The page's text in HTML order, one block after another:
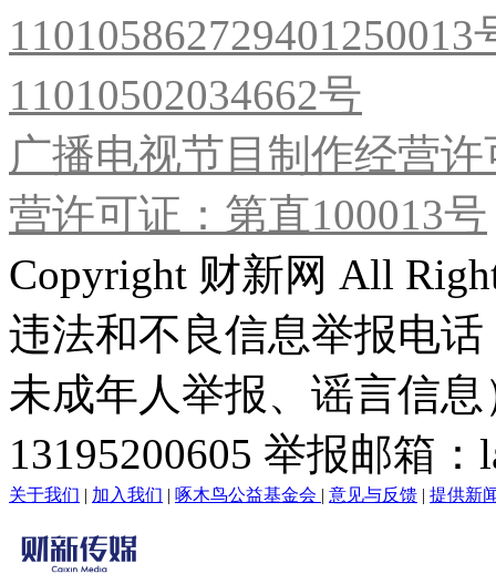
11010502034662号
广播电视节目制作经营
营许可证：第直100013号
Copyright 财新网 All
违法和不良信息举报电
未成年人举报、谣言信
13195200605 举报邮箱
关于我们 | 加入我们 | 啄木鸟公益基金会 | 意见与反馈 | 提供新